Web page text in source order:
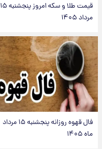
قیمت طلا و سکه امروز پنجشنبه ۱۵
مرداد ۱۴۰۵
فال قهوه روزانه پنجشنبه ۱۵ مرداد
ماه ۱۴۰۵